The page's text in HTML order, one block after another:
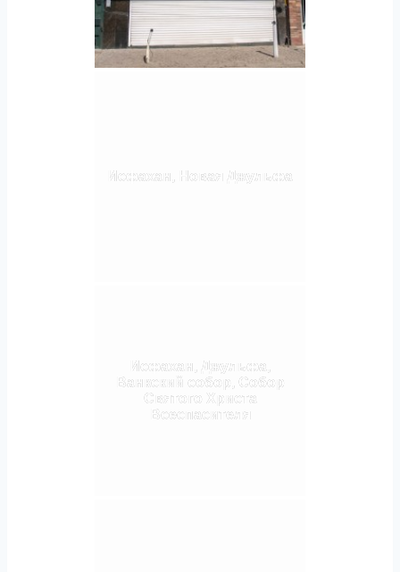
Исфахан, Новая Джульфа
Исфахан, Джульфа,
Ванкский собор, Собор
Святого Христа
Всеспасителя